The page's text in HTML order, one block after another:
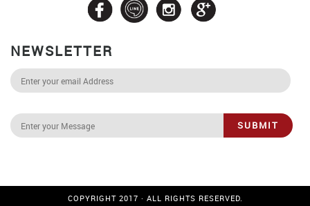
NEWSLETTER
SUBMIT
COPYRIGHT 2017 · ALL RIGHTS RESERVED.